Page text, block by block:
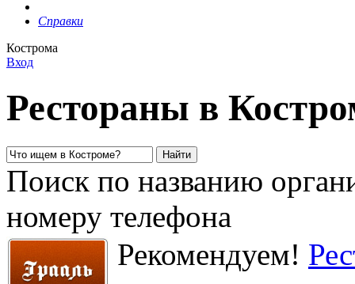
Справки
Кострома
Вход
Рестораны в
Поиск по названию
номеру телефона
Рекомендуем!